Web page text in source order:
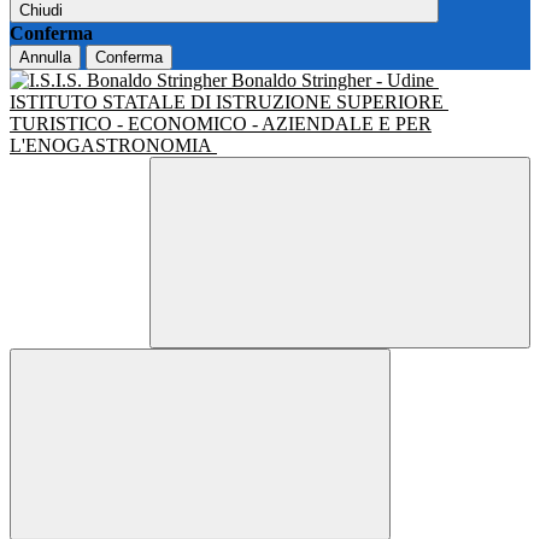
Chiudi
Conferma
Annulla Conferma
Bonaldo Stringher - Udine
ISTITUTO STATALE DI ISTRUZIONE SUPERIORE
TURISTICO - ECONOMICO - AZIENDALE E PER
L'ENOGASTRONOMIA